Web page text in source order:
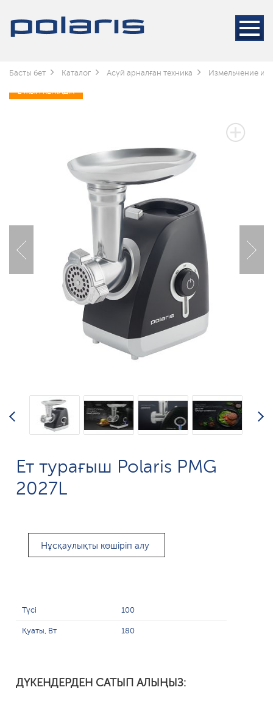
Басты бет Каталог Асүй арналған техника Измельчение и
2 ЖЫЛ КЕПІЛДІК
Ет турағыш Polaris PMG
2027L
Нұсқаулықты көшіріп алу
Түсі 100
Қуаты, Вт 180
ДҮКЕНДЕРДЕН САТЫП АЛЫҢЫЗ: